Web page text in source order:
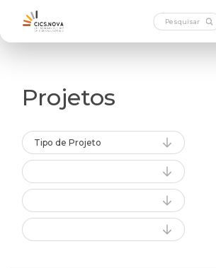
Projetos
Tipo de Projeto